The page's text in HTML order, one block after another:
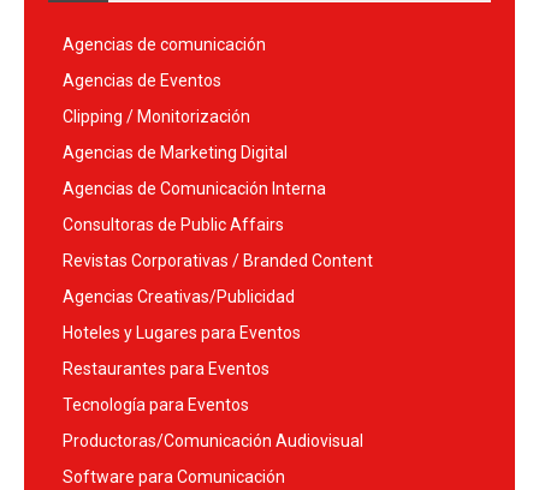
Agencias de comunicación
Agencias de Eventos
Clipping / Monitorización
Agencias de Marketing Digital
Agencias de Comunicación Interna
Consultoras de Public Affairs
Revistas Corporativas / Branded Content
Agencias Creativas/Publicidad
Hoteles y Lugares para Eventos
Restaurantes para Eventos
Tecnología para Eventos
Productoras/Comunicación Audiovisual
Software para Comunicación